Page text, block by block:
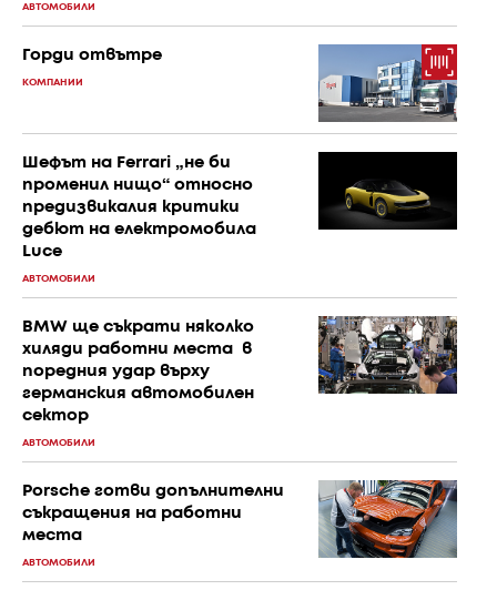
АВТОМОБИЛИ
Горди отвътре
КОМПАНИИ
Шефът на Ferrari „не би
променил нищо“ относно
предизвикалия критики
дебют на електромобила
Luce
АВТОМОБИЛИ
BMW ще съкрати няколко
хиляди работни места в
поредния удар върху
германския автомобилен
сектор
АВТОМОБИЛИ
Porsche готви допълнителни
съкращения на работни
места
АВТОМОБИЛИ